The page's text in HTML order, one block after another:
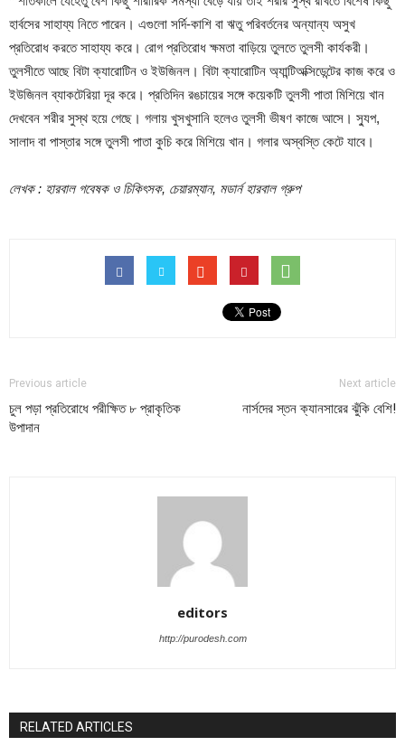
হার্বসের সাহায্য নিতে পারেন। এগুলো সর্দি-কাশি বা ঋতু পরিবর্তনের অন্যান্য অসুখ
প্রতিরোধ করতে সাহায্য করে। রোগ প্রতিরোধ ক্ষমতা বাড়িয়ে তুলতে তুলসী কার্যকরী।
তুলসীতে আছে বিটা ক্যারোটিন ও ইউজিনল। বিটা ক্যারোটিন অ্যান্টিঅক্সিডেন্টের কাজ করে ও
ইউজিনল ব্যাকটেরিয়া দূর করে। প্রতিদিন রঙচায়ের সঙ্গে কয়েকটি তুলসী পাতা মিশিয়ে খান
দেখবেন শরীর সুস্থ হয়ে গেছে। গলায় খুসখুসানি হলেও তুলসী ভীষণ কাজে আসে। স্যুপ,
সালাদ বা পাস্তার সঙ্গে তুলসী পাতা কুচি করে মিশিয়ে খান। গলার অস্বস্তি কেটে যাবে।
লেখক : হারবাল গবেষক ও চিকিৎসক, চেয়ারম্যান, মডার্ন হারবাল গ্রুপ
Previous article
চুল পড়া প্রতিরোধে পরীক্ষিত ৮ প্রাকৃতিক
উপাদান
Next article
নার্সদের স্তন ক্যানসারের ঝুঁকি বেশি!
editors
http://purodesh.com
RELATED ARTICLES